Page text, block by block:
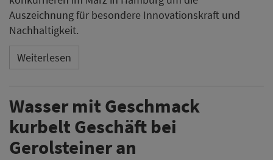
Auszeichnung für besondere Innovationskraft und
Nachhaltigkeit.
Weiterlesen
Wasser mit Geschmack
kurbelt Geschäft bei
Gerolsteiner an